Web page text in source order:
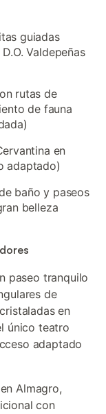
guiadas
Valdepeñas
rutas de
de fauna
en
adaptado)
baño y paseos
belleza
paseo tranquilo
de
en
único teatro
adaptado
Almagro,
con